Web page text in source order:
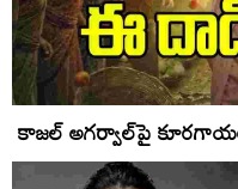
కాజల్ అగర్వాల్‌పై